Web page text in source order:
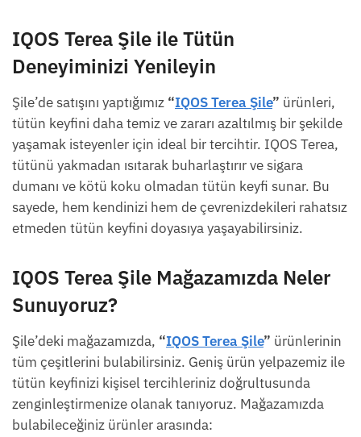
IQOS Terea Şile ile Tütün
Deneyiminizi Yenileyin
Şile’de satışını yaptığımız “IQOS Terea Şile” ürünleri,
tütün keyfini daha temiz ve zararı azaltılmış bir şekilde
yaşamak isteyenler için ideal bir tercihtir. IQOS Terea,
tütünü yakmadan ısıtarak buharlaştırır ve sigara
dumanı ve kötü koku olmadan tütün keyfi sunar. Bu
sayede, hem kendinizi hem de çevrenizdekileri rahatsız
etmeden tütün keyfini doyasıya yaşayabilirsiniz.
IQOS Terea Şile Mağazamızda Neler
Sunuyoruz?
Şile’deki mağazamızda, “IQOS Terea Şile” ürünlerinin
tüm çeşitlerini bulabilirsiniz. Geniş ürün yelpazemiz ile
tütün keyfinizi kişisel tercihleriniz doğrultusunda
zenginleştirmenize olanak tanıyoruz. Mağazamızda
bulabileceğiniz ürünler arasında: